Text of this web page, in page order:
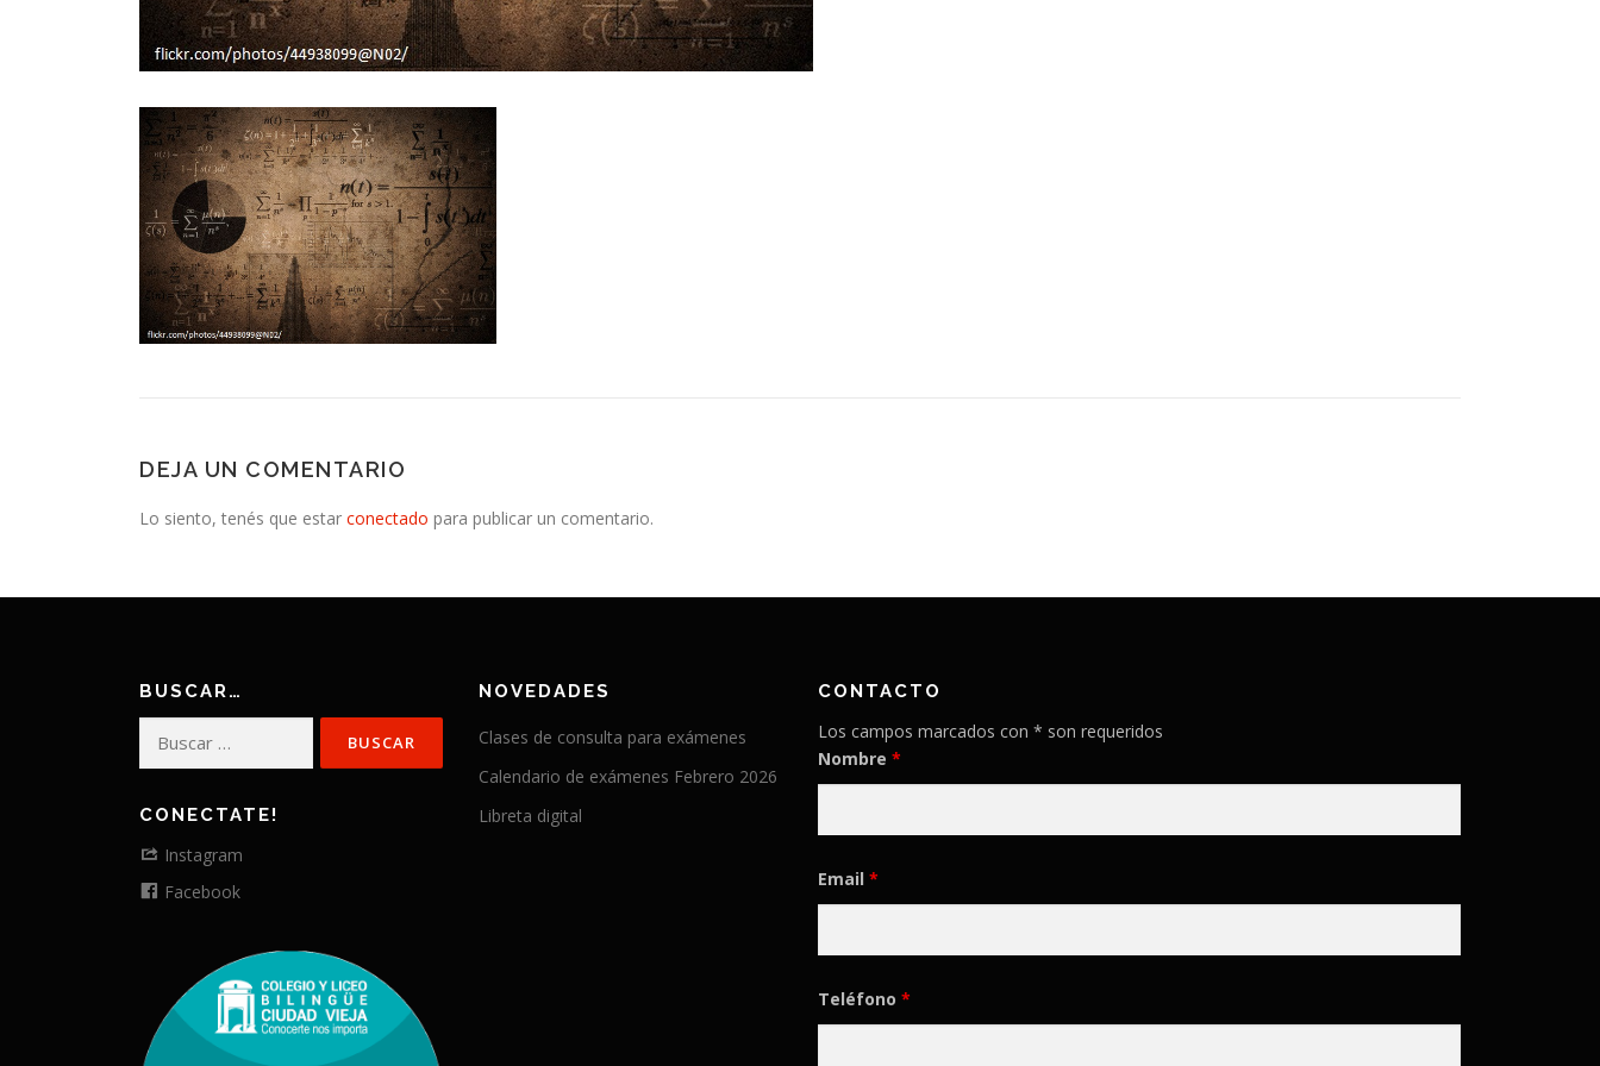
DEJA UN COMENTARIO
Lo siento, tenés que estar conectado para publicar un comentario.
BUSCAR…
CONECTATE!
Instagram
Facebook
NOVEDADES
Clases de consulta para exámenes
Calendario de exámenes Febrero 2026
Libreta digital
CONTACTO
Los campos marcados con * son requeridos
Nombre *
Email *
Teléfono *